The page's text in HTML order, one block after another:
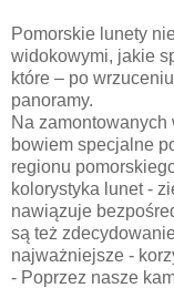
Pomorskie lunety
widokowymi, jakie
które – po
panoramy.
Na
bowiem specjalne
regionu
kolorystyka lunet -
nawiązuje
są też
najważniejsze -
- Poprzez nasze